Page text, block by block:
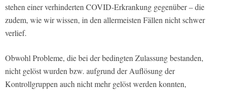
stehen einer verhinderten COVID-Erkrankung gegenüber – die
zudem, wie wir wissen, in den allermeisten Fällen nicht schwer
verlief.
Obwohl Probleme, die bei der bedingten Zulassung bestanden,
nicht gelöst wurden bzw. aufgrund der Auflösung der
Kontrollgruppen auch nicht mehr gelöst werden konnten,